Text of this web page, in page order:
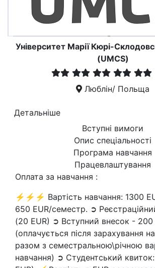
Університет Марії Кюрі-
(UMCS)
Люблін/ Польща
Детальніше
Вступні вимоги
Опис спеціальності
Програма навчання
Працевлаштування
Оплата за навчання :
⚡⚡⚡ Вартість навчання: 1300
650 EUR/семестр. ➲
(20 EUR) ➲ Вступний внесок - 200
(оплачується після зарахування
разом з семестральною\річною
навчання) ➲ Студентський